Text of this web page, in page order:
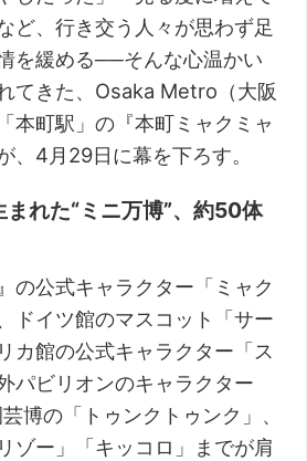
ど、行き交う人々が思わず足
を緩める──そんな心温かい
てきた、Osaka Metro（大阪
本町駅」の『本町ミャクミャ
、4月29日に幕を下ろす。
れた“ミニ万博”、約50体
の公式キャラクター「ミャク
ドイツ館のマスコット「サー
カ館の公式キャラクター「ス
パビリオンのキャラクター
博の「トゥンクトゥンク」、
ゾー」「キッコロ」までが肩